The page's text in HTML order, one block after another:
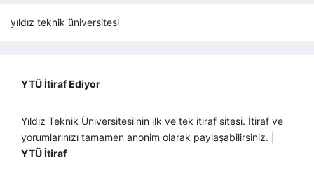
yıldız teknik üniversitesi
YTÜ İtiraf Ediyor
Yıldız Teknik Üniversitesi'nin ilk ve tek itiraf sitesi. İtiraf ve
yorumlarınızı tamamen anonim olarak paylaşabilirsiniz. |
YTÜ İtiraf